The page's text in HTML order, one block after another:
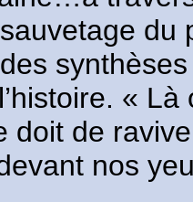
du
«
doit de
nos